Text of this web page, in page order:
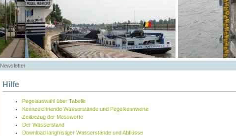
Newsletter
Hilfe
Pegelauswahl über Tabelle
Kennzeichnende Wasserstände und Pegelkennwerte
Zeitbezug der Messwerte
Der Wasserstand
Download langfristiger Wasserstände und Abflüsse